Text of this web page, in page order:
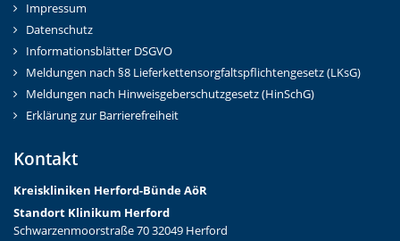
Impressum
Datenschutz
Informationsblätter DSGVO
Meldungen nach §8 Lieferkettensorgfaltspflichtengesetz (LKsG)
Meldungen nach Hinweisgeberschutzgesetz (HinSchG)
Erklärung zur Barrierefreiheit
Kontakt
Kreiskliniken Herford-Bünde AöR
Standort Klinikum Herford
Schwarzenmoorstraße 70 32049 Herford